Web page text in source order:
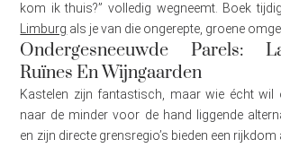
kom ik thuis?” volledig wegneemt. Boek
Limburg als je van die ongerepte, groene
Ondergesneeuwde Parels:
Ruïnes En Wijngaarden
Kastelen zijn fantastisch, maar wie écht wil
naar de minder voor de hand liggende
en zijn directe grensregio’s bieden een